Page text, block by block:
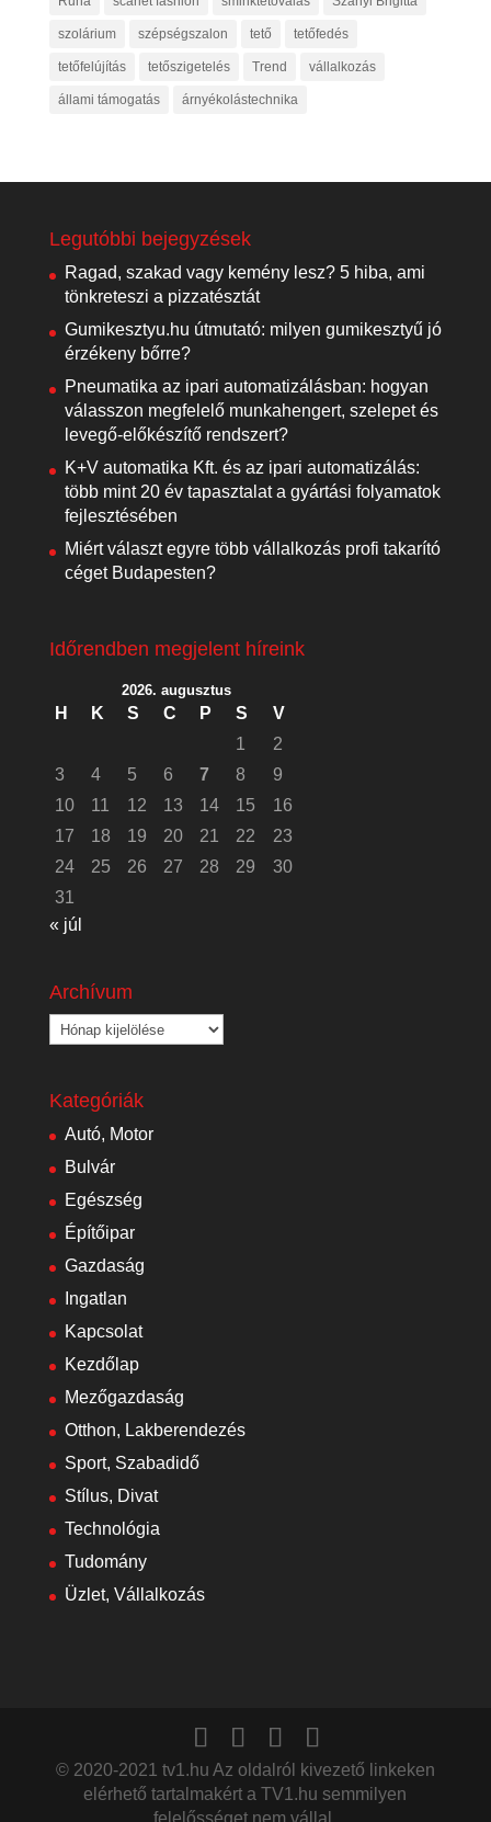
szolárium szépségszalon tető tetőfedés
tetőfelújítás tetőszigetelés Trend vállalkozás
állami támogatás árnyékolástechnika
Legutóbbi bejegyzések
Ragad, szakad vagy kemény lesz? 5 hiba, ami
tönkreteszi a pizzatésztát
Gumikesztyu.hu útmutató: milyen gumikesztyű jó
érzékeny bőrre?
Pneumatika az ipari automatizálásban: hogyan
válasszon megfelelő munkahengert, szelepet és
levegő-előkészítő rendszert?
K+V automatika Kft. és az ipari automatizálás:
több mint 20 év tapasztalat a gyártási folyamatok
fejlesztésében
Miért választ egyre több vállalkozás profi takarító
céget Budapesten?
Időrendben megjelent híreink
2026. augusztus
H K S C P S
V
1
2
3
4 5 6 7 8
9
10
11 12 13 14 15
16
17
18 19 20 21 22
23
24
25 26 27 28 29
30
31
« júl
Archívum
Archívum
Kategóriák
Autó, Motor
Bulvár
Egészség
Építőipar
Gazdaság
Ingatlan
Kapcsolat
Kezdőlap
Mezőgazdaság
Otthon, Lakberendezés
Sport, Szabadidő
Stílus, Divat
Technológia
Tudomány
Üzlet, Vállalkozás
© 2020-2021 tv1.hu Az oldalról kivezető linkeken
elérhető tartalmakért a TV1.hu semmilyen
felelősséget nem vállal.